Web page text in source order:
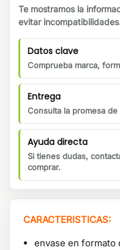
Te mostramos la
evitar
Datos clave
Comprueba marca,
Entrega
Consulta la promesa
Ayuda directa
Si tienes dudas,
comprar.
CARACTERISTICAS:
envase en formato